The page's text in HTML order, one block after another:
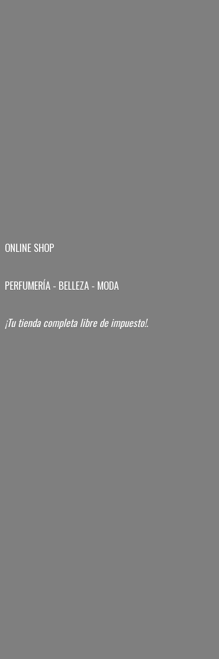
ONLINE SHOP
PERFUMERÍA - BELLEZA - MODA
¡Tu tienda completa librede impuesto!.